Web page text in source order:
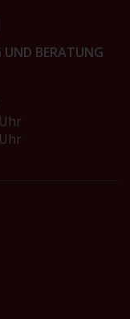
UND BERATUNG